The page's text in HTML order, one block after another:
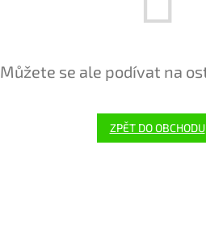
Můžete se ale podívat na
ZPĚT DO OBCHODU